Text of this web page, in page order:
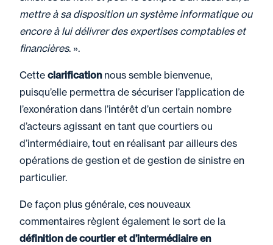
mettre à sa disposition un système informatique ou
encore à lui délivrer des expertises comptables et
financières. ».
Cette clarification nous semble bienvenue,
puisqu’elle permettra de sécuriser l’application de
l’exonération dans l’intérêt d’un certain nombre
d’acteurs agissant en tant que courtiers ou
d’intermédiaire, tout en réalisant par ailleurs des
opérations de gestion et de gestion de sinistre en
particulier.
De façon plus générale, ces nouveaux
commentaires règlent également le sort de la
définition de courtier et d’intermédiaire en